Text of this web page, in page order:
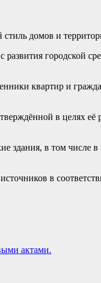
домов и
городской
квартир и
в целях её
в том числе в
в
актами.